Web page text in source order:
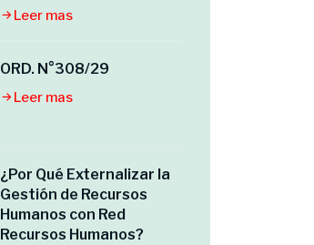
Leer mas
ORD. N°308/29
Leer mas
¿Por Qué Externalizar la
Gestión de Recursos
Humanos con Red
Recursos Humanos?